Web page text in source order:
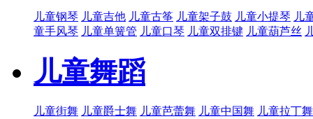
儿童钢琴 儿童吉他 儿童古筝 儿童架子鼓 儿童小提琴 儿
童手风琴 儿童单簧管 儿童口琴 儿童双排键 儿童葫芦丝
儿童舞蹈
儿童街舞 儿童爵士舞 儿童芭蕾舞 儿童中国舞 儿童拉丁舞